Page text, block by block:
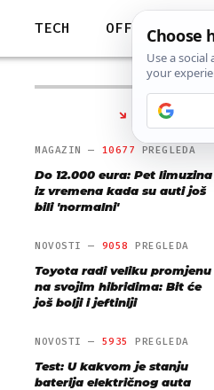
TECH OFF
NAJČITANIJE
MAGAZIN — 10677 PREGLEDA
Do 12.000 eura: Pet limuzina
iz vremena kada su auti još
bili 'normalni'
NOVOSTI — 9058 PREGLEDA
Toyota radi veliku promjenu
na svojim hibridima: Bit će
još bolji i jeftiniji
NOVOSTI — 5935 PREGLEDA
Test: U kakvom je stanju
baterija električnog auta